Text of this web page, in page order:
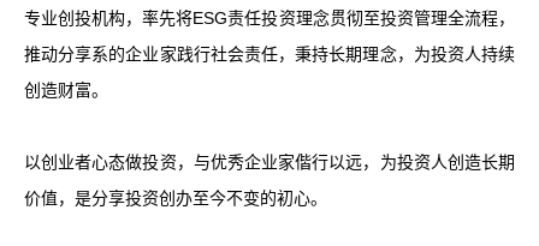
专业创投机构，率先将ESG责任投资理念贯彻至投资管理全流程，
推动分享系的企业家践行社会责任，秉持长期理念，为投资人持续
创造财富。
以创业者心态做投资，与优秀企业家偕行以远，为投资人创造长期
价值，是分享投资创办至今不变的初心。